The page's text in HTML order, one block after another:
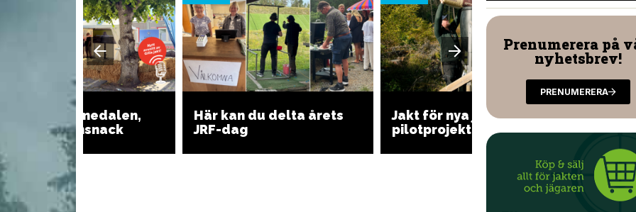
jakt i Almedalen,
3: Mellansnack
Här kan du delta årets
JRF-dag
Jakt för nya jägare i
pilotprojekt
Prenumerera på
nyhetsbrev!
PRENUMERERA